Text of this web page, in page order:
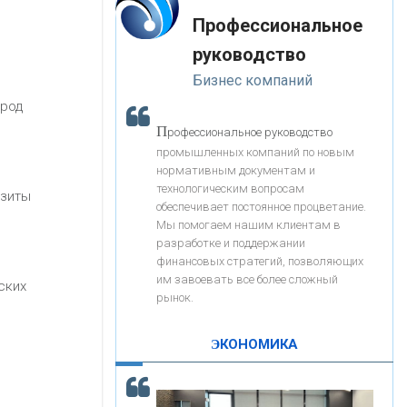
«ЗАПСИБКОМБАНК»
«РОСЕВРОБАНК»
«ПРЕСС-СЛУЖБА ВТБ24»
«АВТОГРАДБАНК»
«ПРОМРЕГИОНБАНК»
ОНАС
КОНТАКТЫ
корость - один из главных трендов в
кредитовании бизнеса - «Интервью»
-- Лучшее, что можно сделать с хорошим советом, это
пропустить его мимо ушей. Он никогда не бывает
полезен никому, кроме того, кто его дал.
-- Люблю давать советы и очень не люблю, когда их
дают мне.
Профессиональное
руководство
Бизнес компаний
Профессиональное руководство
промышленных компаний по новым
нормативным документам и
технологическим вопросам
обеспечивает постоянное процветание.
Мы помогаем нашим клиентам в
разработке и поддержании
финансовых стратегий, позволяющих
им завоевать все более сложный
рынок.
ЭКОНОМИКА